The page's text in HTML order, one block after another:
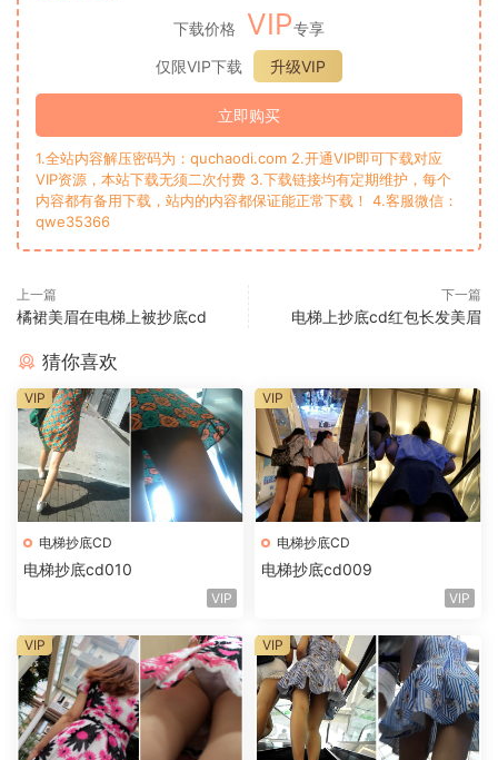
下载价格 VIP专享
仅限VIP下载
升级VIP
立即购买
1.全站内容解压密码为：quchaodi.com 2.开通VIP即可下载对应
VIP资源，本站下载无须二次付费 3.下载链接均有定期维护，每个
内容都有备用下载，站内的内容都保证能正常下载！ 4.客服微信：
qwe35366
上一篇
橘裙美眉在电梯上被抄底cd
下一篇
电梯上抄底cd红包长发美眉
猜你喜欢
电梯抄底CD
电梯抄底cd010
VIP
VIP
电梯抄底CD
电梯抄底cd009
VIP
VIP
VIP VIP